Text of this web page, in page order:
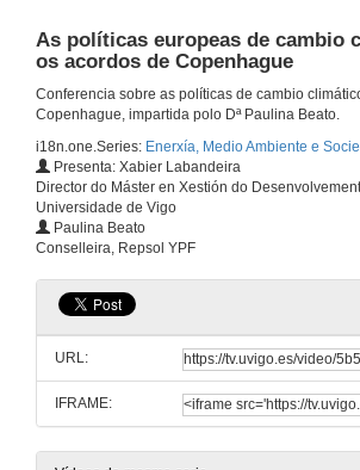
As políticas europeas de cambio
os acordos de Copenhague
Conferencia sobre as políticas de cambio
Copenhague, impartida polo Dª Paulina Beato.
i18n.one.Series: Enerxía, Medio Ambiente e
Presenta: Xabier Labandeira
Director do Máster en Xestión do
Universidade de Vigo
Paulina Beato
Conselleira, Repsol YPF
URL:
IFRAME:
Inaguración